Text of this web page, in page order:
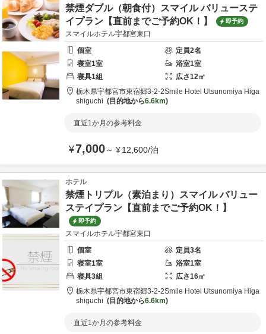
禁煙ダブル（朝食付）スマイル バリューステ
イプラン【直前までご予約OK！】
即予約
スマイルホテル宇都宮東口
個室
定員2名
寝室1室 浴室1室
寝具1組 広さ12㎡
栃木県宇都宮市東宿郷3-2-2Smile Hotel Utsunomiya Higa
shiguchi
目的地から6.6km
直近1か月の参考料金
¥7,000～ ¥12,600/泊
ホテル
禁煙トリプル（素泊まり）スマイル バリュー
ステイプラン【直前までご予約OK！】
即予約
スマイルホテル宇都宮東口
個室
定員3名
寝室1室 浴室1室
寝具3組 広さ16㎡
栃木県宇都宮市東宿郷3-2-2Smile Hotel Utsunomiya Higa
shiguchi
目的地から6.6km
直近1か月の参考料金